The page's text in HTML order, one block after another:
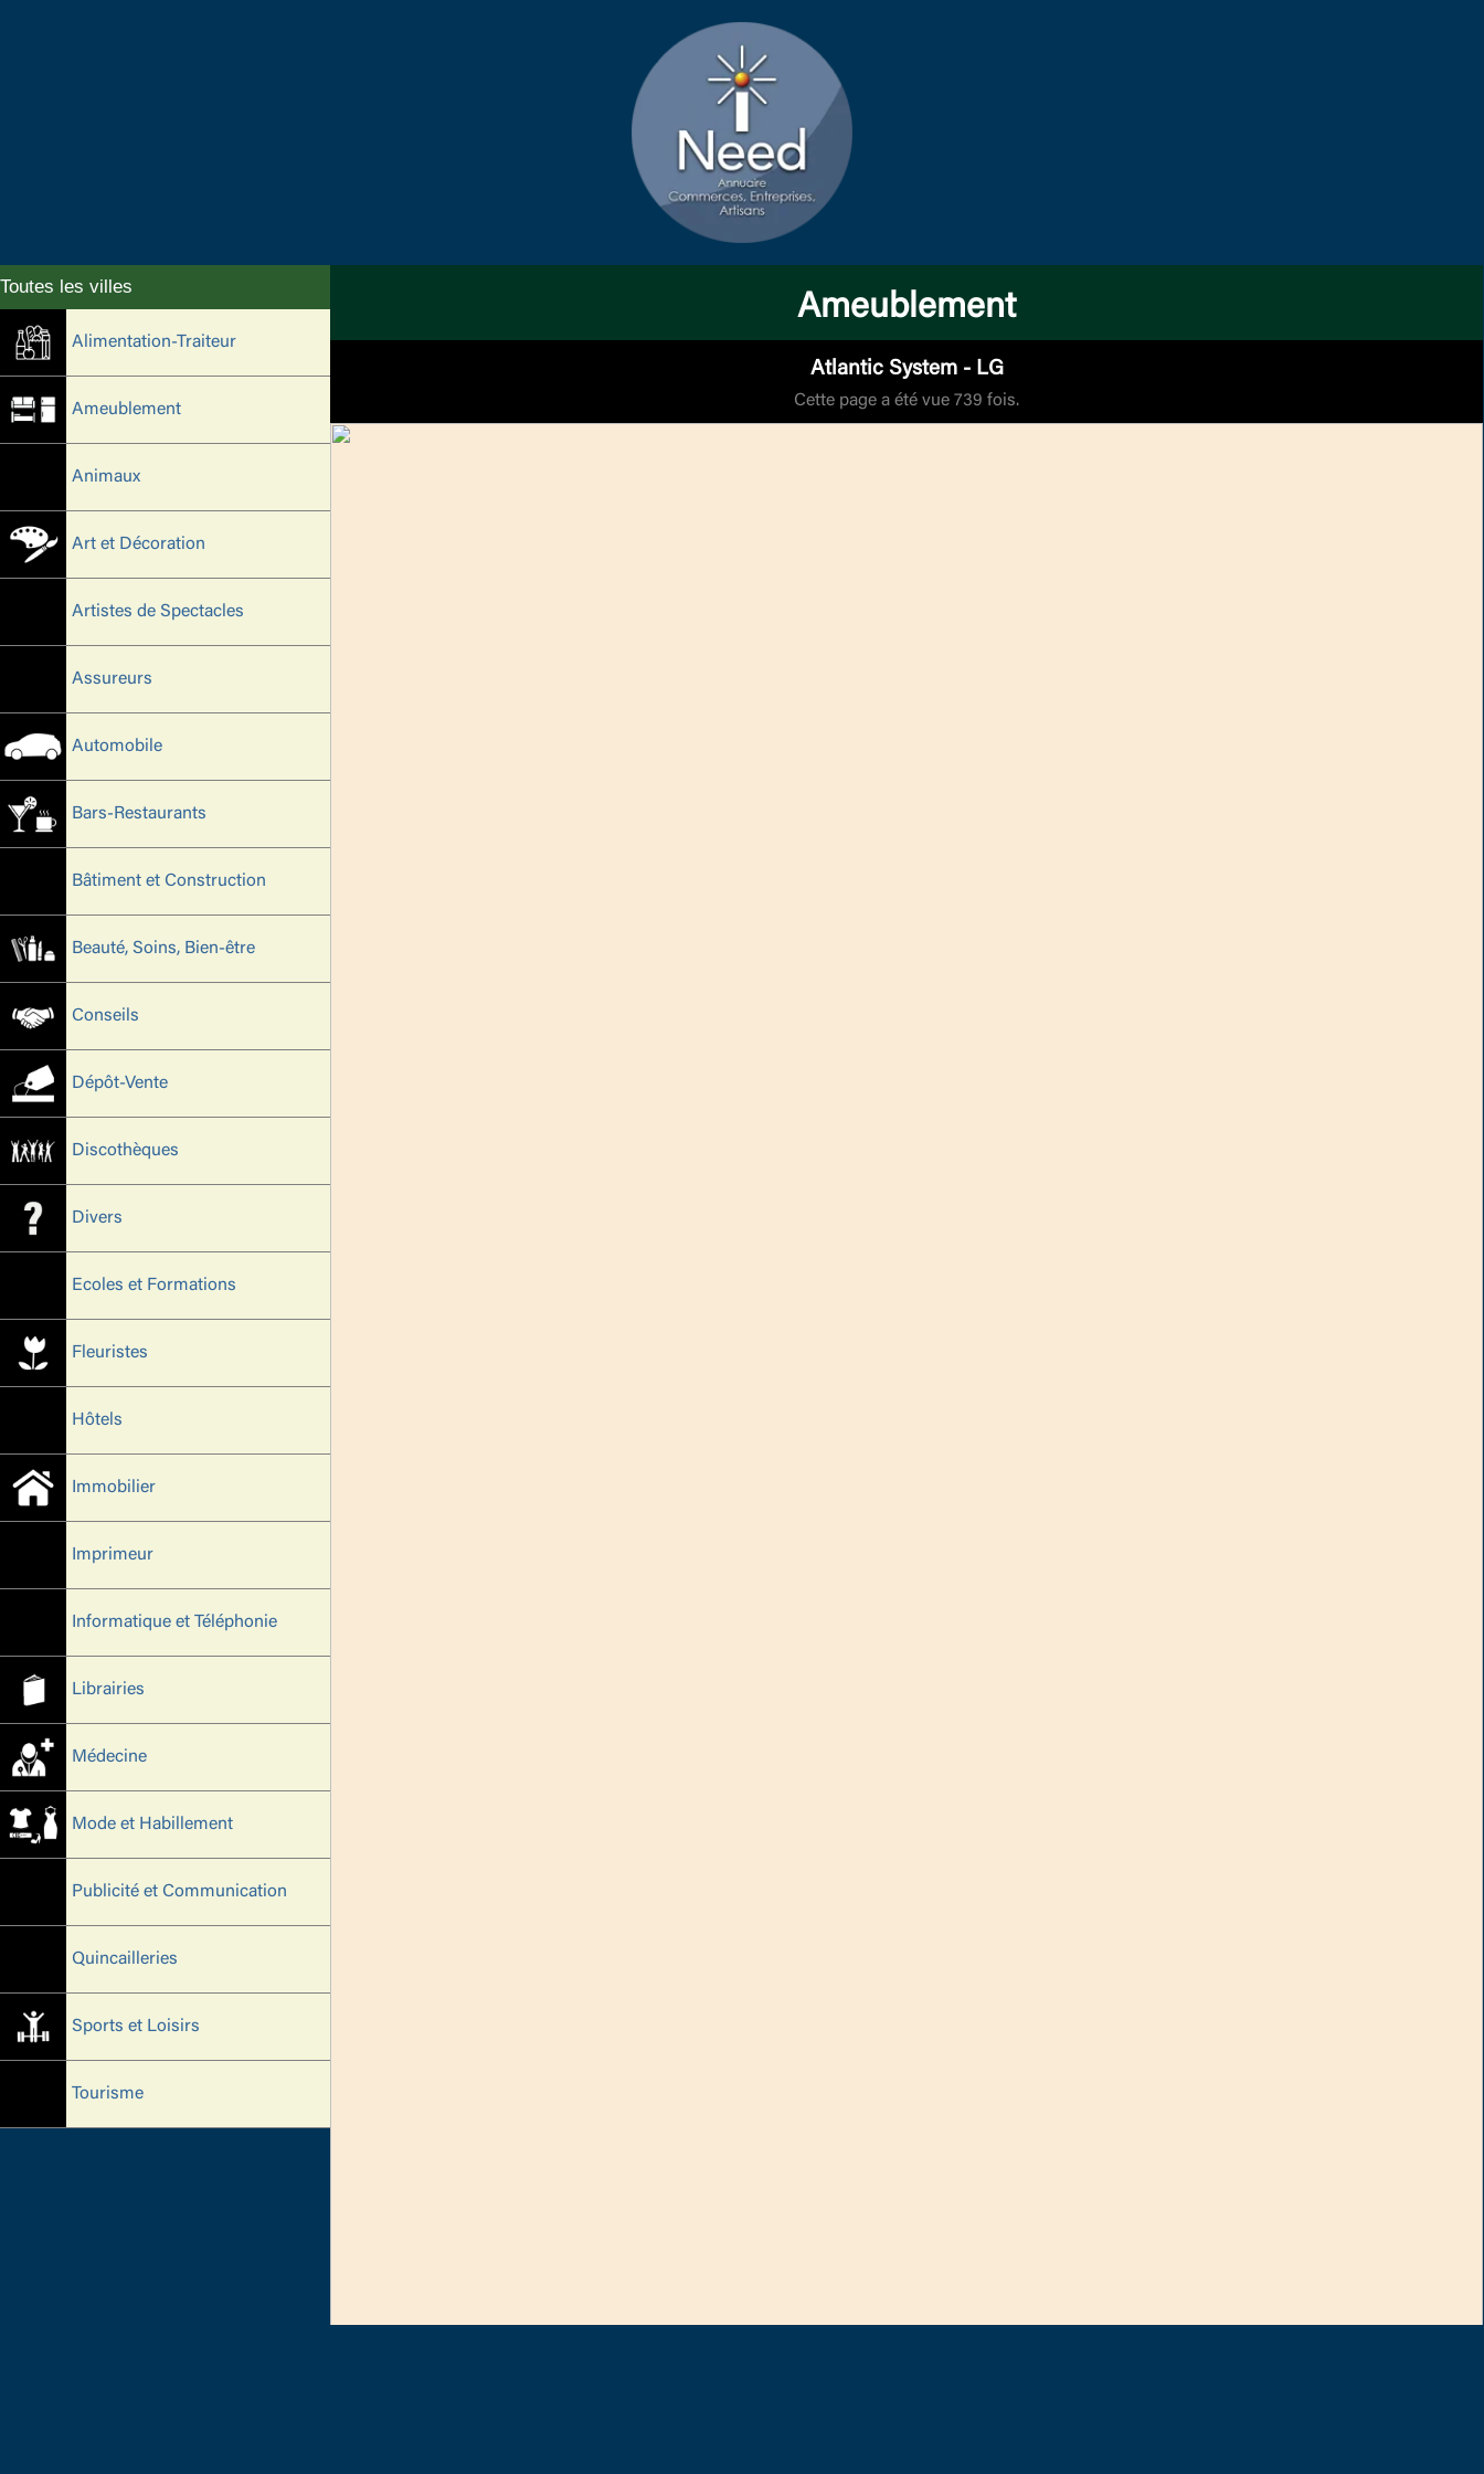
Alimentation-Traiteur
Ameublement
Animaux
Art et Décoration
Artistes de Spectacles
Assureurs
Automobile
Bars-Restaurants
Bâtiment et Construction
Beauté, Soins, Bien-être
Conseils
Dépôt-Vente
Discothèques
Divers
Ecoles et Formations
Fleuristes
Hôtels
Immobilier
Imprimeur
Informatique et Téléphonie
Librairies
Médecine
Mode et Habillement
Publicité et Communication
Quincailleries
Sports et Loisirs
Tourisme
Ameublement
Atlantic System - LG
Cette page a été vue 739 fois.